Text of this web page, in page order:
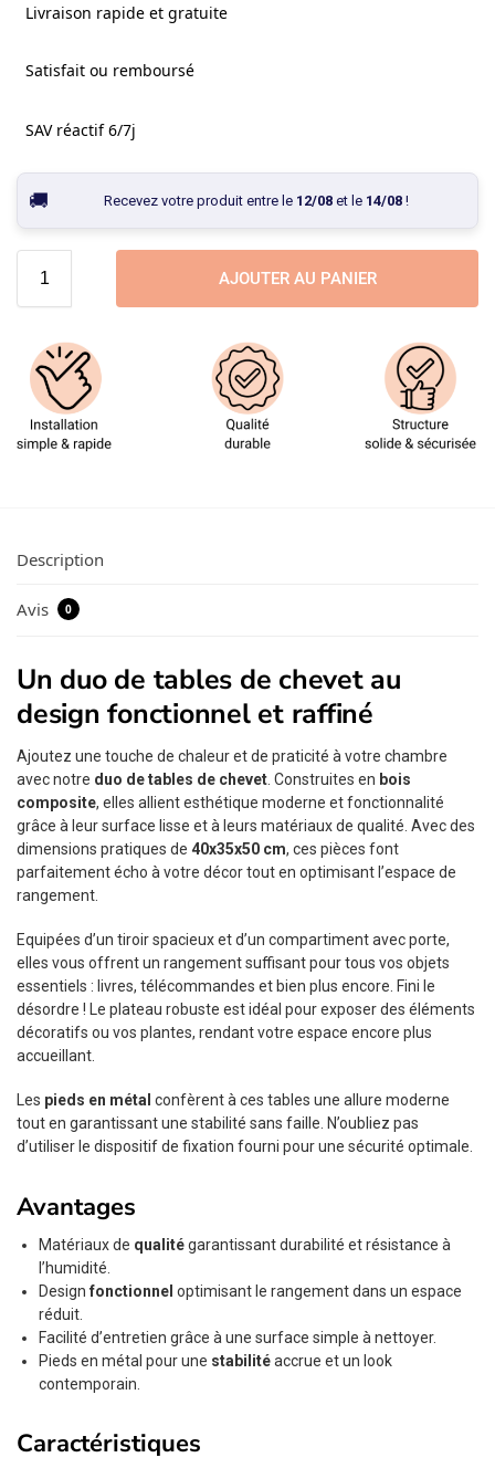
Livraison rapide et gratuite
Satisfait ou remboursé
SAV réactif 6/7j
Recevez votre produit entre le 12/08et le 14/08!
AJOUTER AU PANIER
Description
Avis 0
Un duo de tables de chevet au
design fonctionnel et raffiné
Ajoutez une touche de chaleur et de praticité à votre chambre
avec notre duo de tables de chevet . Construites en bois
composite, elles allient esthétique moderne et fonctionnalité
grâce à leur surface lisse et à leurs matériaux de qualité. Avec des
dimensions pratiques de 40x35x50 cm, ces pièces font
parfaitement écho à votre décor tout en optimisant l’espace de
rangement.
Equipées d’un tiroir spacieux et d’un compartiment avec porte,
elles vous offrent un rangement suffisant pour tous vos objets
essentiels : livres, télécommandes et bien plus encore. Fini le
désordre ! Le plateau robuste est idéal pour exposer des éléments
décoratifs ou vos plantes, rendant votre espace encore plus
accueillant.
Les pieds en métal confèrent à ces tables une allure moderne
tout en garantissant une stabilité sans faille. N’oubliez pas
d’utiliser le dispositif de fixation fourni pour une sécurité optimale.
Avantages
Matériaux de qualitégarantissant durabilité et résistance à
l’humidité.
Design fonctionnel optimisant le rangement dans un espace
réduit.
Facilité d’entretien grâce à une surface simple à nettoyer.
Pieds en métal pour une stabilitéaccrue et un look
contemporain.
Caractéristiques